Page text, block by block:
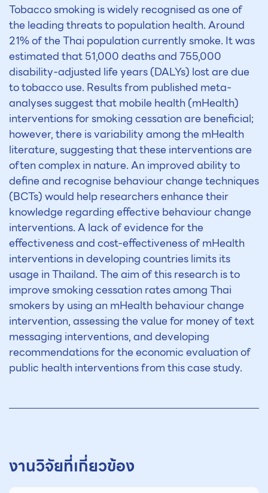
Tobacco smoking is widely recognised as one of
the leading threats to population health. Around
21% of the Thai population currently smoke. It was
estimated that 51,000 deaths and 755,000
disability-adjusted life years (DALYs) lost are due
to tobacco use. Results from published meta-
analyses suggest that mobile health (mHealth)
interventions for smoking cessation are beneficial;
however, there is variability among the mHealth
literature, suggesting that these interventions are
often complex in nature. An improved ability to
define and recognise behaviour change techniques
(BCTs) would help researchers enhance their
knowledge regarding effective behaviour change
interventions. A lack of evidence for the
effectiveness and cost-effectiveness of mHealth
interventions in developing countries limits its
usage in Thailand. The aim of this research is to
improve smoking cessation rates among Thai
smokers by using an mHealth behaviour change
intervention, assessing the value for money of text
messaging interventions, and developing
recommendations for the economic evaluation of
public health interventions from this case study.
งานวิจัยที่เกี่ยวข้อง